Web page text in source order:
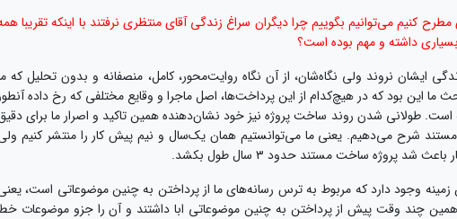
کنیم می‌توانیم بگوییم چرا دیگران سراغ زندگی آقای منتظری نرفتند با اینکه تقریبا
داشته و مهم بوده است؟
ایشان نروند ولی نگاه‌شان، از آن نگاه روایت‌محور، کامل، منصفانه‌ و بدون تحلیل که
ما این بود که در هیچ‌کدام از این پرداخت‌ها، اصل ماجرا و وقایع مختلفی که رخ داده
است. طولانی شدن روند ساخت پروژه نیز خود نشان‌دهنده همین تاکید و اصرار ما برای
شرح می‌دهیم. یعنی ما می‌توانستیم همان یک‌سال و نیم پیش کار را منتشر کنیم
پروژه ساخت مستند حدود ۳ سال طول بکشد.
وجود دارد که مربوط به ترس رسانه‌های ما از پرداختن به چنین موضوعاتی است،
همین چند وقت پیش از پرداختن به چنین موضوعاتی ابا داشتند و آن را جزو موضوعات